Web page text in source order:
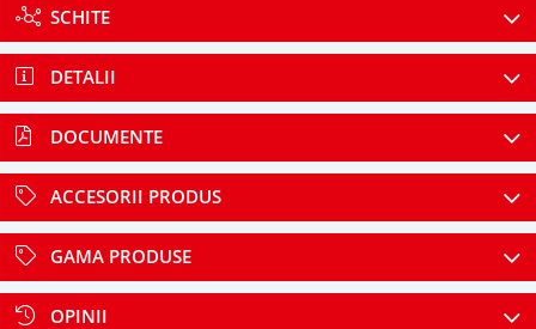
SCHITE
DETALII
DOCUMENTE
ACCESORII PRODUS
GAMA PRODUSE
OPINII